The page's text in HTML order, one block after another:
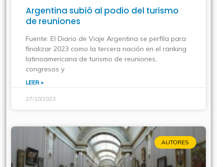
Argentina subió al podio del turismo
de reuniones
Fuente: El Diario de Viaje Argentina se perfila para
finalizar 2023 como la tercera nación en el ranking
latinoamericana de turismo de reuniones,
congresos y
LEER »
27/10/2023
AUTORES